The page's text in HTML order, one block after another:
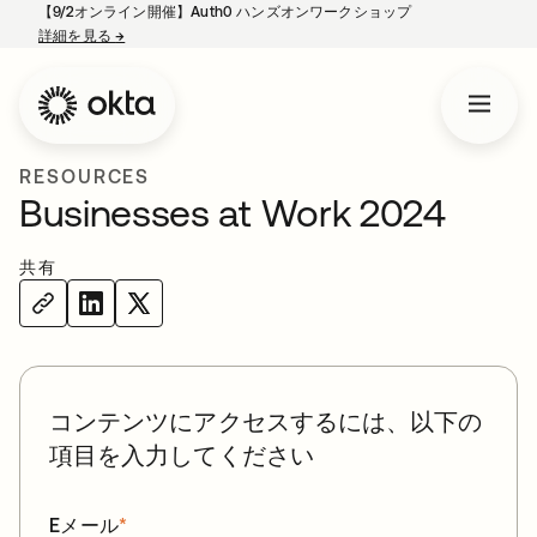
【9/2オンライン開催】Auth0 ハンズオンワークショップ
詳細を見る→
RESOURCES
Businesses at Work 2024
共有
コンテンツにアクセスするには、以下の
項目を入力してください
*
Eメール